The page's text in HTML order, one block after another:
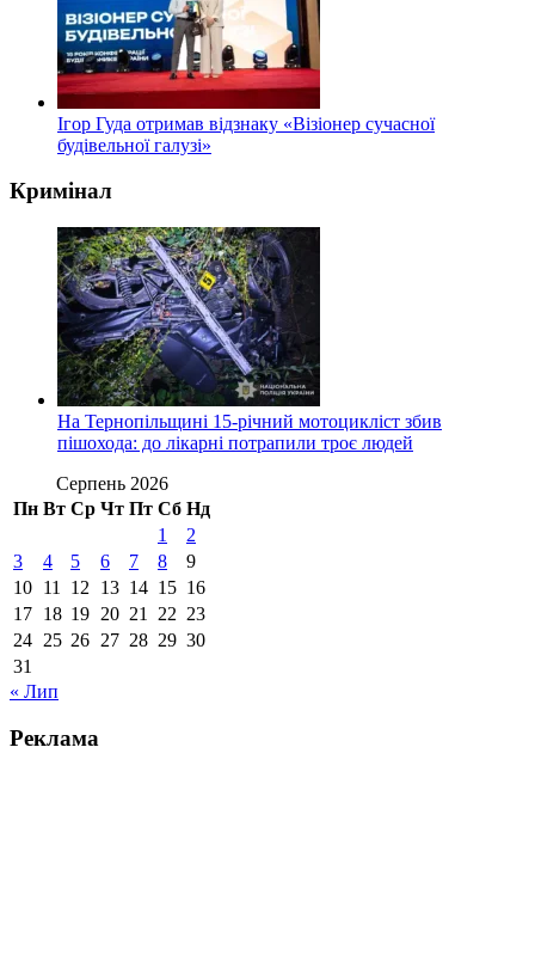
Ігор Гуда отримав відзнаку «Візіонер сучасної
будівельної галузі»
Кримінал
На Тернопільщині 15-річний мотоцикліст збив
пішохода: до лікарні потрапили троє людей
Серпень 2026
Пн Вт Ср Чт Пт Сб Нд
1
2
3
4 5 6 7 8
9
10 11 12 13 14 15 16
17 18 19 20 21 22 23
24 25 26 27 28 29 30
31
« Лип
Реклама